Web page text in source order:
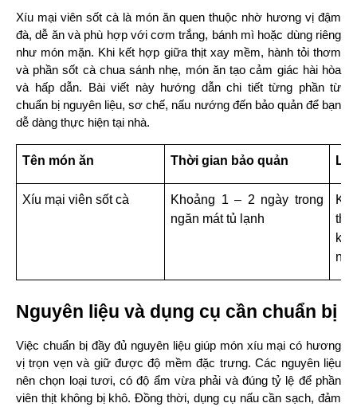
Xíu mại viên sốt cà là món ăn quen thuộc nhờ hương vị đậm
đà, dễ ăn và phù hợp với cơm trắng, bánh mì hoặc dùng riêng
như món mặn. Khi kết hợp giữa thịt xay mềm, hành tỏi thơm
và phần sốt cà chua sánh nhẹ, món ăn tạo cảm giác hài hòa
và hấp dẫn. Bài viết này hướng dẫn chi tiết từng phần từ
chuẩn bị nguyên liệu, sơ chế, nấu nướng đến bảo quản để bạn
dễ dàng thực hiện tại nhà.
Tên món ăn Thời gian bảo quản
Xíu mại viên sốt cà
Khoảng 1 – 2 ngày trong
ngăn mát tủ lạnh
Nguyên liệu và dụng cụ cần chuẩn bị
Việc chuẩn bị đầy đủ nguyên liệu giúp món xíu mại có hương
vị trọn vẹn và giữ được độ mềm đặc trưng. Các nguyên liệu
nên chọn loại tươi, có độ ẩm vừa phải và đúng tỷ lệ để phần
viên thịt không bị khô. Đồng thời, dụng cụ nấu cần sạch, đảm